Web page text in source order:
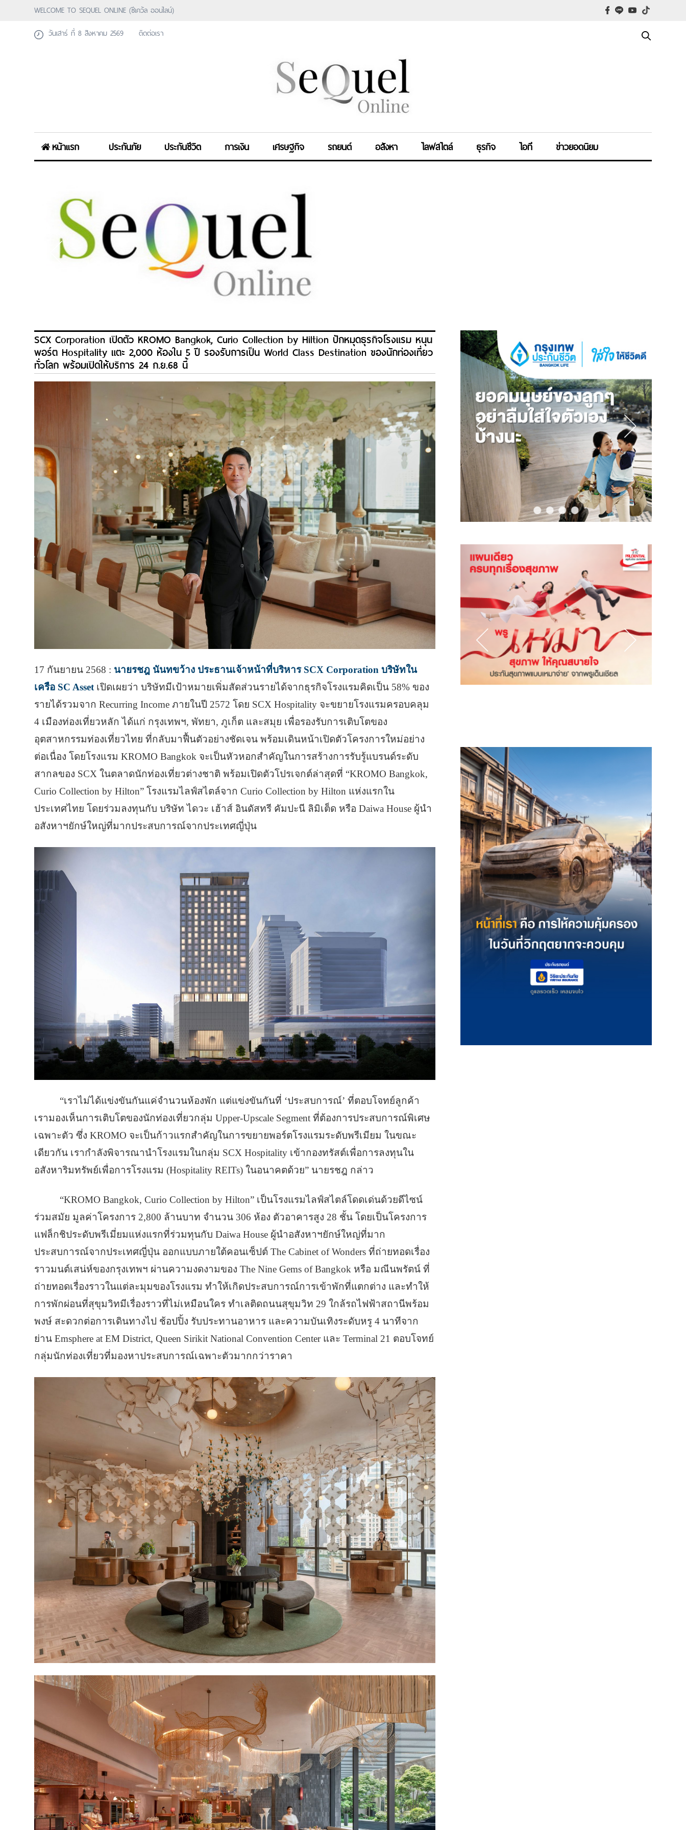
WELCOME TO SEQUEL ONLINE (ซีเคว้ล ออนไลน์)
วันเสาร์ ที่ 8 สิงหาคม 2569
ติดต่อเรา
หน้าแรก ประกันภัย ประกันชีวิต การเงิน เศรษฐกิจ รถยนต์ อสังหา ไลฟสไตล์ ธุรกิจ ไอที ข่าวยอดนิยม
SCX Corporation เปิดตัว KROMO Bangkok, Curio Collection by Hiltion ปักหมุดธุรกิจโรงแรม หนุน
พอร์ต Hospitality แตะ 2,000 ห้องใน 5 ปี รองรับการเป็น World Class Destination ของนักท่องเที่ยว
ทั่วโลก พร้อมเปิดให้บริการ 24 ก.ย.68 นี้
17 กันยายน 2568 : นายรชฎ นันทขว้าง ประธานเจ้าหน้าที่บริหาร SCX Corporation บริษัทใน
เครือ SC Asset เปิดเผยว่า บริษัทมีเป้าหมายเพิ่มสัดส่วนรายได้จากธุรกิจโรงแรมคิดเป็น 58% ของ
รายได้รวมจาก Recurring Income ภายในปี 2572 โดย SCX Hospitality จะขยายโรงแรมครอบคลุม
4 เมืองท่องเที่ยวหลัก ได้แก่ กรุงเทพฯ, พัทยา, ภูเก็ต และสมุย เพื่อรองรับการเติบโตของ
อุตสาหกรรมท่องเที่ยวไทย ที่กลับมาฟื้นตัวอย่างชัดเจน พร้อมเดินหน้าเปิดตัวโครงการใหม่อย่าง
ต่อเนื่อง โดยโรงแรม KROMO Bangkok จะเป็นหัวหอกสำคัญในการสร้างการรับรู้แบรนด์ระดับ
สากลของ SCX ในตลาดนักท่องเที่ยวต่างชาติ พร้อมเปิดตัวโปรเจกต์ล่าสุดที่ “KROMO Bangkok,
Curio Collection by Hilton” โรงแรมไลฟ์สไตล์จาก Curio Collection by Hilton แห่งแรกใน
ประเทศไทย โดยร่วมลงทุนกับ บริษัท ไดวะ เฮ้าส์ อินดัสทรี คัมปะนี ลิมิเต็ด หรือ Daiwa House ผู้นำ
อสังหาฯยักษ์ใหญ่ที่มากประสบการณ์จากประเทศญี่ปุ่น
“เราไม่ได้แข่งขันกันแค่จำนวนห้องพัก แต่แข่งขันกันที่ ‘ประสบการณ์’ ที่ตอบโจทย์ลูกค้า
เรามองเห็นการเติบโตของนักท่องเที่ยวกลุ่ม Upper-Upscale Segment ที่ต้องการประสบการณ์พิเศษ
เฉพาะตัว ซึ่ง KROMO จะเป็นก้าวแรกสำคัญในการขยายพอร์ตโรงแรมระดับพรีเมียม ในขณะ
เดียวกัน เรากำลังพิจารณานำโรงแรมในกลุ่ม SCX Hospitality เข้ากองทรัสต์เพื่อการลงทุนใน
อสังหาริมทรัพย์เพื่อการโรงแรม (Hospitality REITs) ในอนาคตด้วย” นายรชฎ กล่าว
“KROMO Bangkok, Curio Collection by Hilton” เป็นโรงแรมไลฟ์สไตล์โดดเด่นด้วยดีไซน์
ร่วมสมัย มูลค่าโครงการ 2,800 ล้านบาท จำนวน 306 ห้อง ตัวอาคารสูง 28 ชั้น โดยเป็นโครงการ
แฟล็กชิประดับพรีเมี่ยมแห่งแรกที่ร่วมทุนกับ Daiwa House ผู้นำอสังหาฯยักษ์ใหญ่ที่มาก
ประสบการณ์จากประเทศญี่ปุ่น ออกแบบภายใต้คอนเซ็ปต์ The Cabinet of Wonders ที่ถ่ายทอดเรื่อง
ราวมนต์เสน่ห์ของกรุงเทพฯ ผ่านความงดงามของ The Nine Gems of Bangkok หรือ มณีนพรัตน์ ที่
ถ่ายทอดเรื่องราวในแต่ละมุมของโรงแรม ทำให้เกิดประสบการณ์การเข้าพักที่แตกต่าง และทำให้
การพักผ่อนที่สุขุมวิทมีเรื่องราวที่ไม่เหมือนใคร ทำเลติดถนนสุขุมวิท 29 ใกล้รถไฟฟ้าสถานีพร้อม
พงษ์ สะดวกต่อการเดินทางไป ช้อปปิ้ง รับประทานอาหาร และความบันเทิงระดับหรู 4 นาทีจาก
ย่าน Emsphere at EM District, Queen Sirikit National Convention Center และ Terminal 21 ตอบโจทย์
กลุ่มนักท่องเที่ยวที่มองหาประสบการณ์เฉพาะตัวมากกว่าราคา